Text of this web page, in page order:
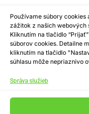
Používame súbory cookies
zážitok z našich webových
Kliknutím na tlačidlo
súborov cookies. Detailne
kliknutím na tlačidlo
súhlasu môže nepriaznivo
Správa služieb